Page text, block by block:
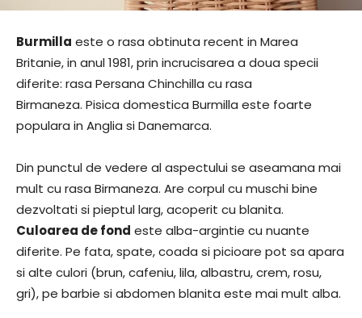
Burmilla este o rasa obtinuta recent in Marea
Britanie, in anul 1981, prin incrucisarea a doua specii
diferite: rasa Persana Chinchilla cu rasa
Birmaneza. Pisica domestica Burmilla este foarte
populara in Anglia si Danemarca.
Din punctul de vedere al aspectului se aseamana mai
mult cu rasa Birmaneza. Are corpul cu muschi bine
dezvoltati si pieptul larg, acoperit cu blanita.
Culoarea de fond este alba-argintie cu nuante
diferite. Pe fata, spate, coada si picioare pot sa apara
si alte culori (brun, cafeniu, lila, albastru, crem, rosu,
gri), pe barbie si abdomen blanita este mai mult alba.